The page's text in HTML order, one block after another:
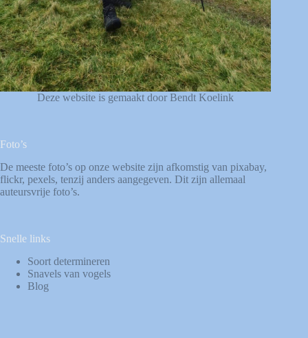
Deze website is gemaakt door Bendt Koelink
Foto’s
De meeste foto’s op onze website zijn afkomstig van pixabay,
flickr, pexels, tenzij anders aangegeven. Dit zijn allemaal
auteursvrije foto’s.
Snelle links
Soort determineren
Snavels van vogels
Blog